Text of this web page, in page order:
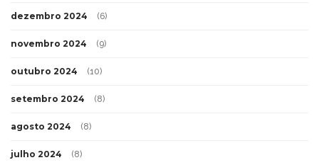
dezembro 2024 (6)
novembro 2024 (9)
outubro 2024 (10)
setembro 2024 (8)
agosto 2024 (8)
julho 2024 (8)